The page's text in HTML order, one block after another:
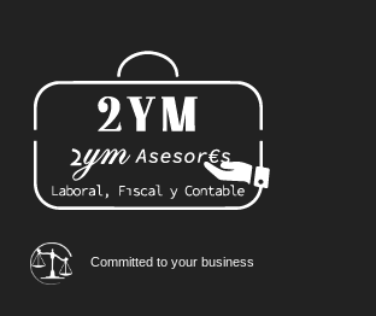
Committed to your business